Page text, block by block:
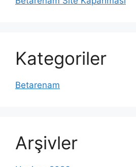
Kategoriler
Betarenam
Arşivler